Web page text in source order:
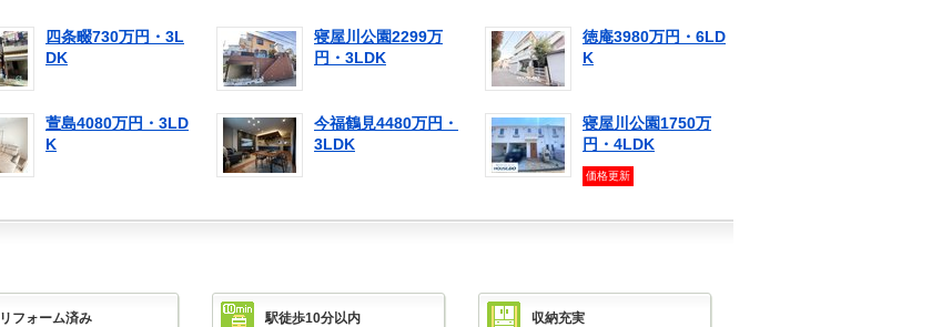
四条畷730万円・3L
DK
寝屋川公園2299万
円・3LDK
徳庵3980万円・6LD
K
萱島4080万円・3LD
K
今福鶴見4480万円・
3LDK
寝屋川公園1750万
円・4LDK
価格更新
リフォーム済み 駅徒歩10分以内 収納充実